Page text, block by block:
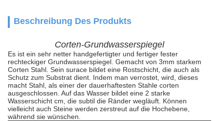
Beschreibung Des Produkts
Corten-Grundwasserspiegel
Es ist ein sehr netter handgefertigter und fertiger fester
rechteckiger Grundwasserspiegel. Gemacht von 3mm starkem
Corten Stahl. Sein surace bildet eine Rostschicht, die auch als
Schutz zum Substrat dient. Indem man verrostet, wird, dieses
macht Stahl, als einer der dauerhaftesten Stahle corten
ausgeschlossen. Auf das Wasser bildet eine 2 starke
Wasserschicht cm, die subtil die Ränder wegläuft. Können
vielleicht auch Steine werden zerstreut auf die Hochebene,
während sie wünschen.